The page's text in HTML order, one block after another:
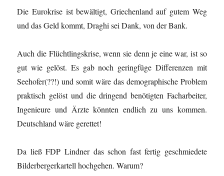
Die Eurokrise ist bewältigt, Griechenland auf gutem Weg
und das Geld kommt, Draghi sei Dank, von der Bank.
Auch die Flüchtlingskrise, wenn sie denn je eine war, ist so
gut wie gelöst. Es gab noch geringfüge Differenzen mit
Seehofer(??!) und somit wäre das demographische Problem
praktisch gelöst und die dringend benötigten Facharbeiter,
Ingenieure und Ärzte könnten endlich zu uns kommen.
Deutschland wäre gerettet!
Da ließ FDP Lindner das schon fast fertig geschmiedete
Bilderbergerkartell hochgehen. Warum?